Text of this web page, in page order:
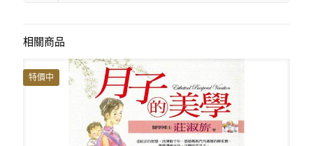
相關商品
特價中